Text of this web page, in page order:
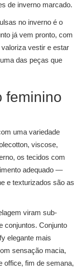
de inverno marcado.
no inverno é o
já vem pronto, com
vestir e estar
das peças que
feminino
uma variedade
viscose,
os tecidos com
adequado —
e texturizados são as
viram sub-
conjuntos. Conjunto
elegante mais
sensação macia,
office, fim de semana,